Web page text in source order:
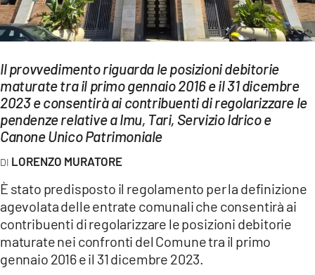
Streaming
LAC TV
LAC NETWORK
LAC ONAIR
LaC
LACTV.IT
LACONAIR.IT
LACITYMAG.IT
Il provvedimento riguarda le posizioni debitorie
maturate tra il primo gennaio 2016 e il 31 dicembre
2023 e consentirà ai contribuenti di regolarizzare le
pendenze relative a Imu, Tari, Servizio Idrico e
Canone Unico Patrimoniale
LORENZO MURATORE
È stato predisposto il regolamento per la definizione
agevolata delle entrate comunali che consentirà ai
contribuenti di regolarizzare le posizioni debitorie
maturate nei confronti del Comune tra il primo
gennaio 2016 e il 31 dicembre 2023.